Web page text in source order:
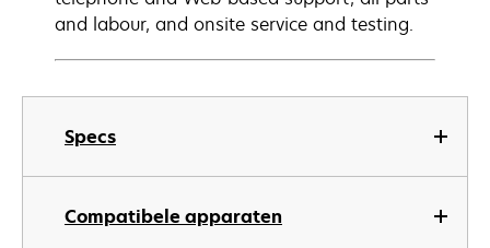
Specs
Compatibele apparaten
and labour, and onsite service and testing.